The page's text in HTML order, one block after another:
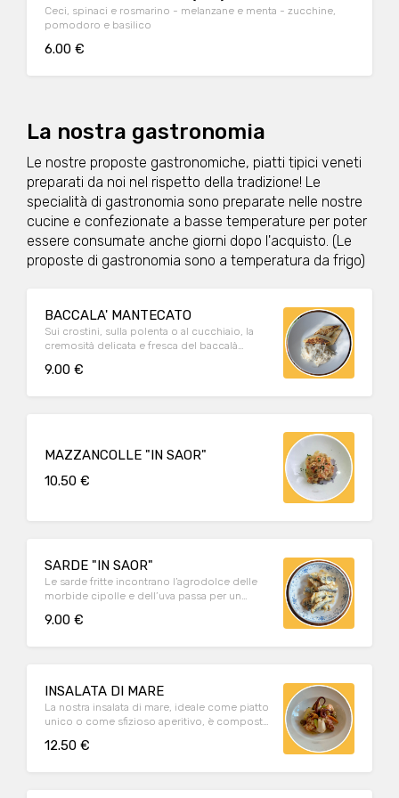
Ceci, spinaci e rosmarino - melanzane e menta - zucchine,
pomodoro e basilico
6.00 €
La nostra gastronomia
Le nostre proposte gastronomiche, piatti tipici veneti
preparati da noi nel rispetto della tradizione! Le
specialità di gastronomia sono preparate nelle nostre
cucine e confezionate a basse temperature per poter
essere consumate anche giorni dopo l'acquisto. (Le
proposte di gastronomia sono a temperatura da frigo)
BACCALA' MANTECATO
Sui crostini, sulla polenta o al cucchiaio, la
cremosità delicata e fresca del baccalà
9.00 €
MAZZANCOLLE "IN SAOR"
10.50 €
SARDE "IN SAOR"
Le sarde fritte incontrano l’agrodolce delle
morbide cipolle e dell’uva passa per un
9.00 €
INSALATA DI MARE
La nostra insalata di mare, ideale come piatto
unico o come sfizioso aperitivo, è composta
12.50 €